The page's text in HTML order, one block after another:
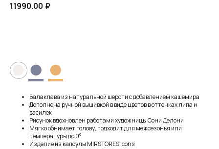
11990.00 ₽
●● ●
Балаклава из натуральной шерсти с добавлением кашемира
Дополнена ручной вышивкой в виде цветов в оттенках липа и
василек
Рисунок вдохновлен работами художницы Сони Делони
Мягко обнимает голову, подходит для межсезонья или
температуры до 0°
Изделие из капсулы MIRSTORES Icons